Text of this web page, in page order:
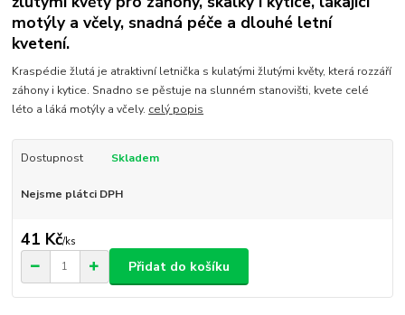
motýly a včely, snadná péče a dlouhé letní
kvetení.
Kraspédie žlutá je atraktivní letnička s kulatými žlutými květy, která rozzáří
záhony i kytice. Snadno se pěstuje na slunném stanovišti, kvete celé
léto a láká motýly a včely. celý popis
Dostupnost Skladem
Nejsme plátci DPH
41 Kč/ks
Přidat do košíku